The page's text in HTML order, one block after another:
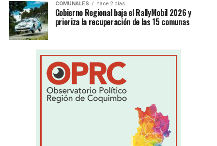
COMUNALES hace 2 días
Gobierno Regional baja el RallyMobil 2026 y
prioriza la recuperación de las 15 comunas